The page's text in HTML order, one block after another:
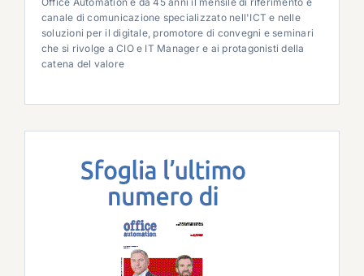
canale di comunicazione specializzato nell'ICT e nelle
soluzioni per il digitale, promotore di convegni e seminari
che si rivolge a CIO e IT Manager e ai protagonisti della
catena del valore